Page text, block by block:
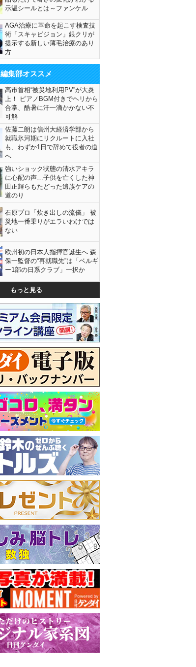
示温シールとは～ファンケル
AGA治療に革命を起こす検査技
術「スキャビジョン」銀クリが
提示する新しい薄毛治療のあり
方
編集部オススメ
高市首相“被災地利用PV”が大炎
上！ ピアノBGM付きでヘリから
合掌、酷暑に汗一滴かかない不
可解
佐藤二朗は信州大経済学部から
就職氷河期にリクルートに入社
も、わずか1日で辞めて役者の道
へ
強いショック状態の清水アキラ
に心配の声…子供を亡くした神
田正輝らもたどった遺族ケアの
道のり
石原プロ「炊き出しの流儀」 被
災地一番乗りがエラいわけでは
ない
欧州初の日本人指揮官誕生へ 森
保一監督の“再就職先”は「ベルギ
ー1部の日系クラブ」一択か
もっと見る